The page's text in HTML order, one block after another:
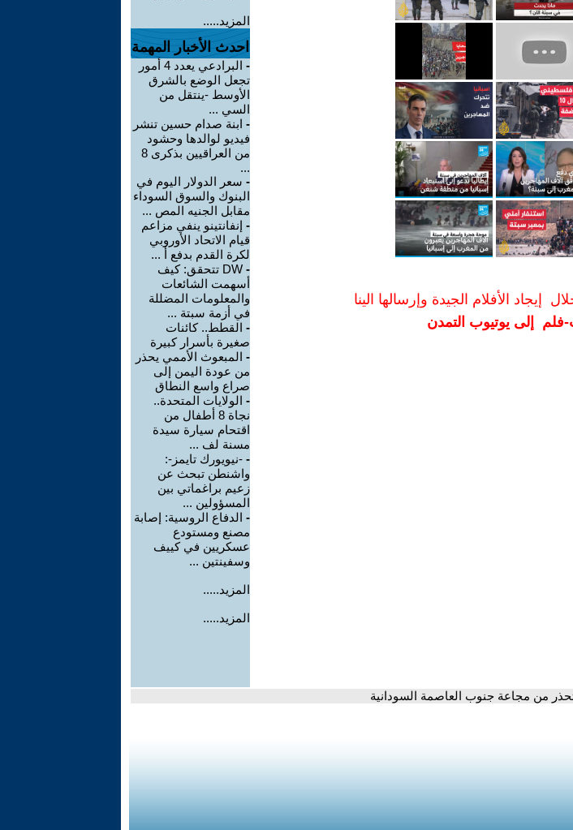
إيجاد الأفلام الجيدة وإرسالها الينا
فلم إلى يوتيوب التمدن
المزيد.....
احدث الأخبار المهمة
-
البرادعي يعدد 4 أمور
تجعل الوضع بالشرق
الأوسط -ينتقل من
السي ...
- ابنة صدام حسين تنشر
فيديو لوالدها وحشود
من العراقيين بذكرى 8
...
- سعر الدولار اليوم في
البنوك والسوق السوداء
مقابل الجنيه المص ...
- إنفانتينو ينفي مزاعم
قيام الاتحاد الأوروبي
لكرة القدم بدفع أ ...
-
DW تتحقق: كيف
أسهمت الشائعات
والمعلومات المضللة
في أزمة سبتة ...
- القطط.. كائنات
صغيرة بأسرار كبيرة
- المبعوث الأممي يحذر
من عودة اليمن إلى
صراع واسع النطاق
- الولايات المتحدة..
نجاة 8 أطفال من
اقتحام سيارة سيدة
مسنة لف ...
- -نيويورك تايمز-:
واشنطن تبحث عن
زعيم براغماتي بين
المسؤولين ...
- الدفاع الروسية: إصابة
مصنع ومستودع
عسكريين في كييف
وسفينتين ...
المزيد.....
المزيد.....
من مجاعة جنوب العاصمة السودانية